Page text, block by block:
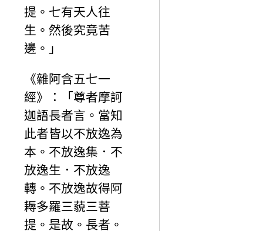
提。七有天人往
生。然後究竟苦
邊。」
《雜阿含五七一
經》：「尊者摩訶
迦語長者言。當知
此者皆以不放逸為
本。不放逸集．不
放逸生．不放逸
轉。不放逸故得阿
耨多羅三藐三菩
提。是故。長者。